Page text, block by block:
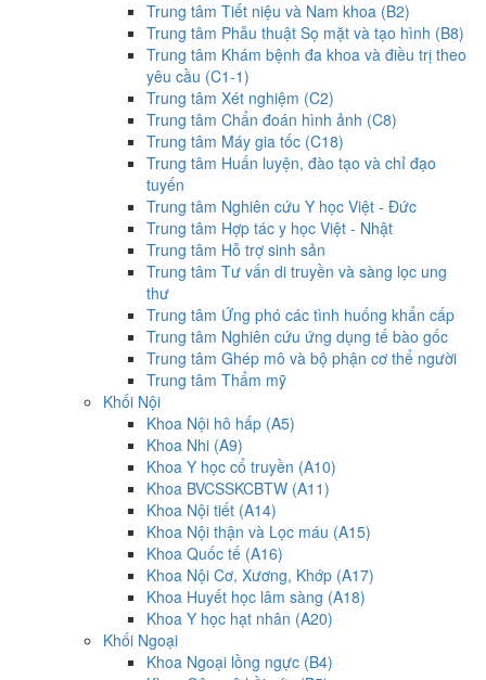
Trung tâm Tiết niệu và Nam khoa (B2)
Trung tâm Phẫu thuật Sọ mặt và tạo hình (B8)
Trung tâm Khám bệnh đa khoa và điều trị theo
yêu cầu (C1-1)
Trung tâm Xét nghiệm (C2)
Trung tâm Chẩn đoán hình ảnh (C8)
Trung tâm Máy gia tốc (C18)
Trung tâm Huấn luyện, đào tạo và chỉ đạo
tuyến
Trung tâm Nghiên cứu Y học Việt - Đức
Trung tâm Hợp tác y học Việt - Nhật
Trung tâm Hỗ trợ sinh sản
Trung tâm Tư vấn di truyền và sàng lọc ung
thư
Trung tâm Ứng phó các tình huống khẩn cấp
Trung tâm Nghiên cứu ứng dụng tế bào gốc
Trung tâm Ghép mô và bộ phận cơ thể người
Trung tâm Thẩm mỹ
Khối Nội
Khoa Nội hô hấp (A5)
Khoa Nhi (A9)
Khoa Y học cổ truyền (A10)
Khoa BVCSSKCBTW (A11)
Khoa Nội tiết (A14)
Khoa Nội thận và Lọc máu (A15)
Khoa Quốc tế (A16)
Khoa Nội Cơ, Xương, Khớp (A17)
Khoa Huyết học lâm sàng (A18)
Khoa Y học hạt nhân (A20)
Khối Ngoại
Khoa Ngoại lồng ngực (B4)